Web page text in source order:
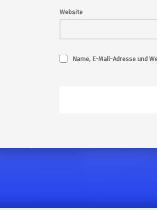
Website
Name, E-Mail-Adresse und